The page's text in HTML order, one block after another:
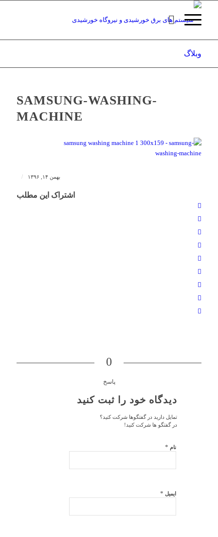
وبلاگ
SAMSUNG-WASHING-
MACHINE
بهمن ۱۴, ۱۳۹۶ /
اشتراک این مطلب
0
پاسخ
دیدگاه خود را ثبت کنید
تمایل دارید در گفتگوها شرکت کنید؟
در گفتگو ها شرکت کنید!
نام *
ایمیل *